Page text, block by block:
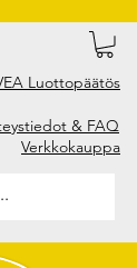
Luottopäätös
& FAQ
Verkkokauppa